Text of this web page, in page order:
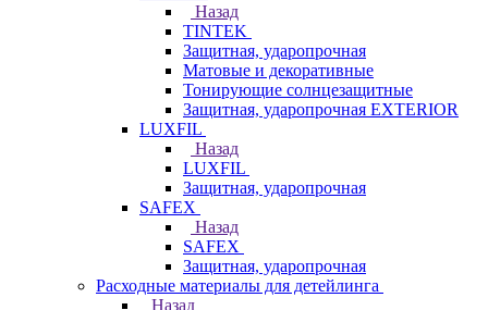
Назад
TINTEK
Защитная, ударопрочная
Матовые и декоративные
Тонирующие солнцезащитные
Защитная, ударопрочная EXTERIOR
LUXFIL
Назад
LUXFIL
Защитная, ударопрочная
SAFEX
Назад
SAFEX
Защитная, ударопрочная
Расходные материалы для детейлинга
Назад